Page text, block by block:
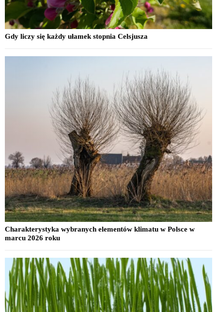
Gdy liczy się każdy ułamek stopnia Celsjusza
Charakterystyka wybranych elementów klimatu w Polsce w
marcu 2026 roku